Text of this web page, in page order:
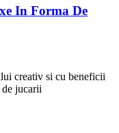
In Forma De
creativ si cu beneficii
de jucarii